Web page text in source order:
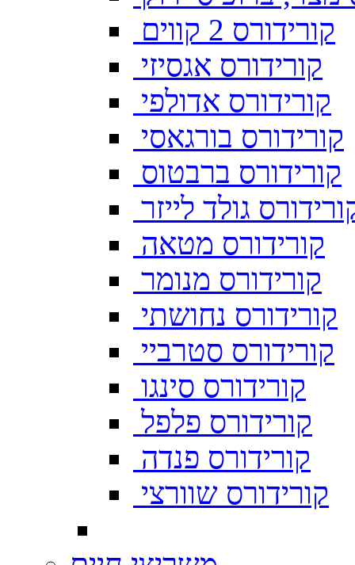
קורידורס 2 קווים
קורידורס אגסיזי
קורידורס אדולפי
קורידורס בורגאסי
קורידורס ברבטוס
גולד לייזר
קורידורס מטאה
קורידורס מנומר
קורידורס נחושתי
קורידורס סטרביי
קורידורס סינגו
קורידורס פלפל
קורידורס פנדה
קורידורס שוורצי